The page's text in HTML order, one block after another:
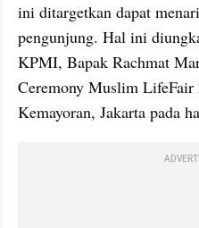
ini ditargetkan dapat
pengunjung. Hal ini
KPMI, Bapak Rachmat
Ceremony Muslim
Kemayoran, Jakarta pada